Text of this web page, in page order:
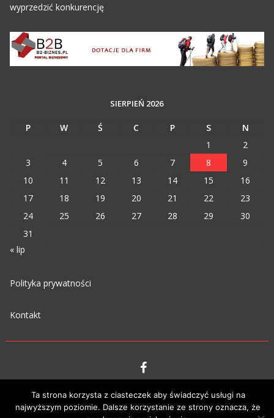
wyprzedzić konkurencję
SIERPIEŃ 2026
P W Ś C P S
N
1
2
3
4 5 6 7 8
9
10
11 12 13 14 15
16
17
18 19 20 21 22
23
24
25 26 27 28 29
30
31
« lip
Polityka prywatności
Kontakt
VIPM © 2023
Ta strona korzysta z ciasteczek aby świadczyć usługi na
najwyższym poziomie. Dalsze korzystanie ze strony oznacza, że